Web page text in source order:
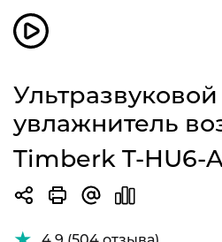
Ультразвуковой
увлажнитель
Timberk T-HU6-